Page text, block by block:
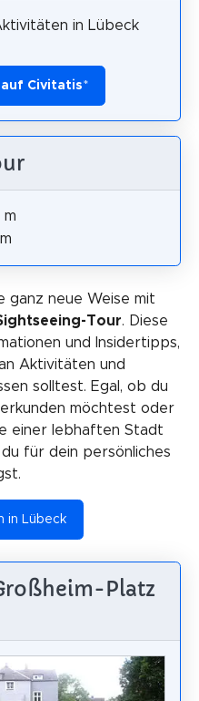
in Lübeck
Civitatis*
m
ganz neue Weise mit
Tour. Diese
und Insidertipps,
Aktivitäten und
solltest. Egal, ob du
möchtest oder
einer lebhaften Stadt
für dein persönliches
in Lübeck
Platz